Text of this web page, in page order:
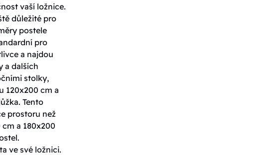
vaší ložnice.
důležité pro
postele
pro
a najdou
a dalších
stolky,
120x200 cm a
Tento
prostoru než
a 180x200
ve své ložnici.